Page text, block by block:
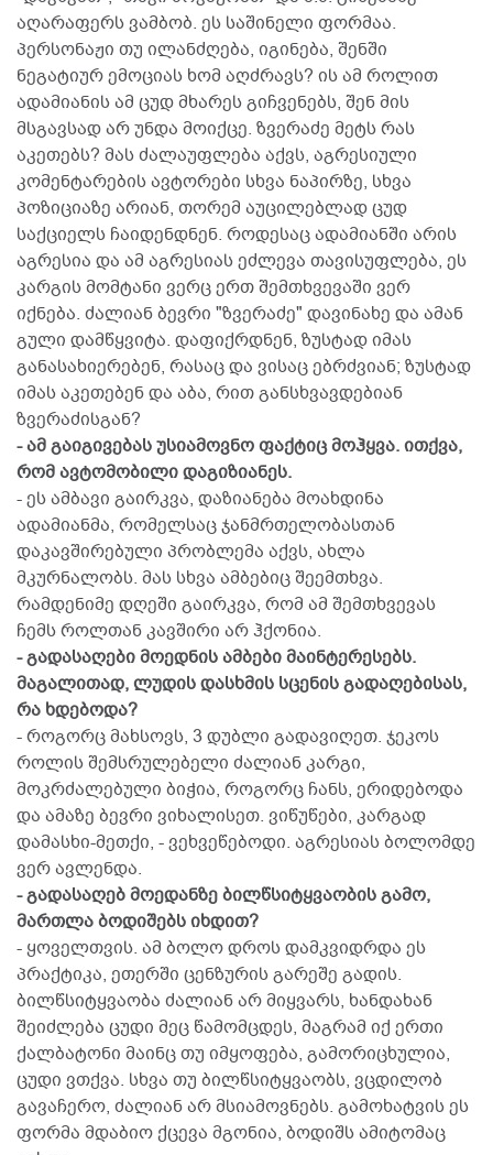
აღარაფერს ვამბობ. ეს საშინელი ფორმაა.
პერსონაჟი თუ ილანძღება, იგინება, შენში
ნეგატიურ ემოციას ხომ აღძრავს? ის ამ როლით
ადამიანის ამ ცუდ მხარეს გიჩვენებს, შენ მის
მსგავსად არ უნდა მოიქცე. ზვერაძე მეტს რას
აკეთებს? მას ძალაუფლება აქვს, აგრესიული
კომენტარების ავტორები სხვა ნაპირზე, სხვა
პოზიციაზე არიან, თორემ აუცილებლად ცუდ
საქციელს ჩაიდენდნენ. როდესაც ადამიანში არის
აგრესია და ამ აგრესიას ეძლევა თავისუფლება, ეს
კარგის მომტანი ვერც ერთ შემთხვევაში ვერ
იქნება. ძალიან ბევრი "ზვერაძე" დავინახე და ამან
გული დამწყვიტა. დაფიქრდნენ, ზუსტად იმას
განასახიერებენ, რასაც და ვისაც ებრძვიან; ზუსტად
იმას აკეთებენ და აბა, რით განსხვავდებიან
ზვერაძისგან?
- ამ გაიგივებას უსიამოვნო ფაქტიც მოჰყვა. ითქვა,
რომ ავტომობილი დაგიზიანეს.
- ეს ამბავი გაირკვა, დაზიანება მოახდინა
ადამიანმა, რომელსაც ჯანმრთელობასთან
დაკავშირებული პრობლემა აქვს, ახლა
მკურნალობს. მას სხვა ამბებიც შეემთხვა.
რამდენიმე დღეში გაირკვა, რომ ამ შემთხვევას
ჩემს როლთან კავშირი არ ჰქონია.
- გადასაღები მოედნის ამბები მაინტერესებს.
მაგალითად, ლუდის დასხმის სცენის გადაღებისას,
რა ხდებოდა?
- როგორც მახსოვს, 3 დუბლი გადავიღეთ. ჯეკოს
როლის შემსრულებელი ძალიან კარგი,
მოკრძალებული ბიჭია, როგორც ჩანს, ერიდებოდა
და ამაზე ბევრი ვიხალისეთ. ვიწუწები, კარგად
დამასხი-მეთქი, - ვეხვეწებოდი. აგრესიას ბოლომდე
ვერ ავლენდა.
- გადასაღებ მოედანზე ბილწსიტყვაობის გამო,
მართლა ბოდიშებს იხდით?
- ყოველთვის. ამ ბოლო დროს დამკვიდრდა ეს
პრაქტიკა, ეთერში ცენზურის გარეშე გადის.
ბილწსიტყვაობა ძალიან არ მიყვარს, ხანდახან
შეიძლება ცუდი მეც წამომცდეს, მაგრამ იქ ერთი
ქალბატონი მაინც თუ იმყოფება, გამორიცხულია,
ცუდი ვთქვა. სხვა თუ ბილწსიტყვაობს, ვცდილობ
გავაჩერო, ძალიან არ მსიამოვნებს. გამოხატვის ეს
ფორმა მდაბიო ქცევა მგონია, ბოდიშს ამიტომაც